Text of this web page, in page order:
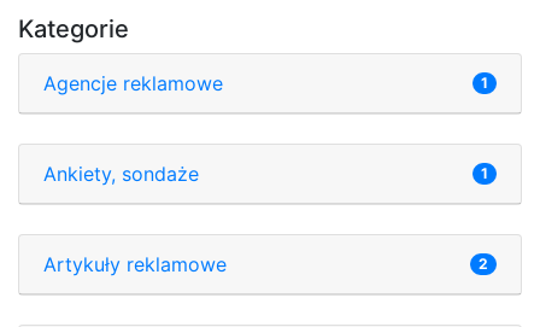
Kategorie
Agencje reklamowe 1
Ankiety, sondaże 1
Artykuły reklamowe 2